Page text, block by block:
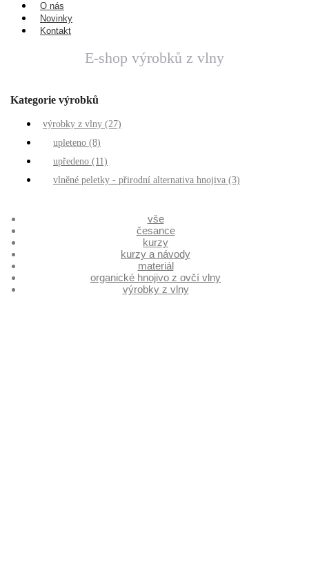
O nás
Novinky
Kontakt
E-shop výrobků z vlny
Kategorie výrobků
výrobky z vlny (27)
upleteno (8)
upředeno (11)
vlněné peletky - přirodní alternativa hnojiva (3)
vše
česance
kurzy
kurzy a návody
materiál
organické hnojivo z ovčí vlny
výrobky z vlny